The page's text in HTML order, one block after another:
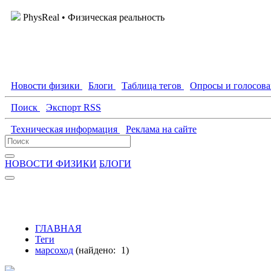
PhysReal • Физическая реальность
Новости физики Блоги Таблица тегов Опросы и
Поиск Экспорт RSS
Техническая информация Реклама на сайте
НОВОСТИ ФИЗИКИ БЛОГИ
ГЛАВНАЯ
Теги
марсоход (найдено: 1)